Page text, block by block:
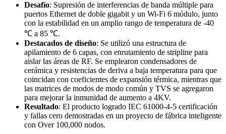
Desafío: Supresión de interferencias de banda múltiple para
puertos Ethernet de doble gigabit y un Wi-Fi 6 módulo, junto
con la estabilidad en un amplio rango de temperatura de -40
℃ a 85 ℃.
Destacados de diseño: Se utilizó una estructura de
apilamiento de 6 capas, con enrutamiento de stripline para
aislar las áreas de RF. Se emplearon condensadores de
cerámica y resistencias de deriva a baja temperatura para que
coincidan con coeficientes de expansión térmica, mientras que
las matrices de modos de modo común y TVS se agregaron
para mejorar la inmunidad de aumento a 4KV.
Resultado: El producto logrado IEC 61000-4-5 certificación
y fallas cero demostradas en un proyecto de fábrica inteligente
con Over 100,000 nodos.